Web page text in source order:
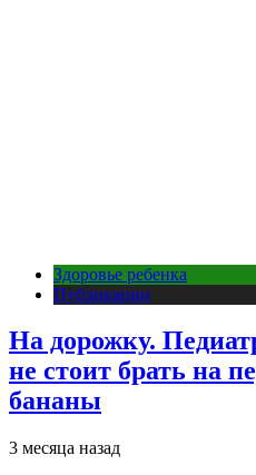
Здоровье ребенка
Публикации
На дорожку.
не стоит брать на
бананы
3 месяца назад